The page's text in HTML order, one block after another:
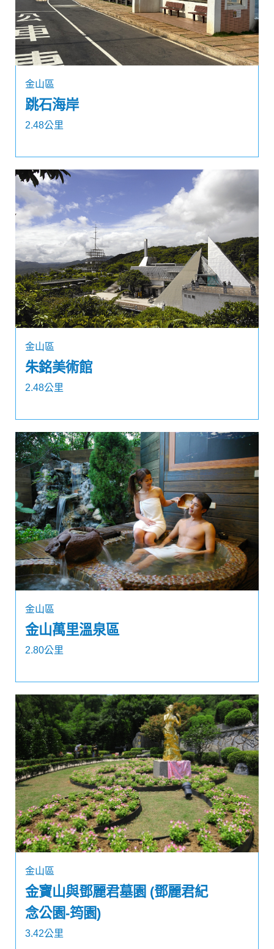
金山區
跳石海岸
2.48公里
金山區
朱銘美術館
2.48公里
金山區
金山萬里溫泉區
2.80公里
金山區
金寶山與鄧麗君墓園 (鄧麗君紀
念公園-筠園)
3.42公里